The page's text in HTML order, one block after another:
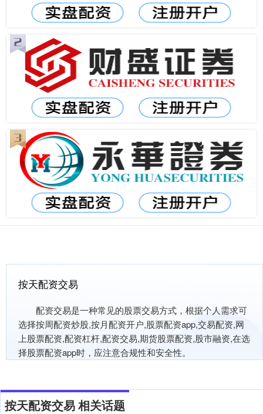
按天配资交易
配资交易是一种常见的股票交易方式，根据个人需求可
选择按周配资炒股,按月配资开户,股票配资app,交易配资,网
上股票配资,配资杠杆,配资交易,期货股票配资,股市融资,在选
择股票配资app时，应注意合规性和安全性。
按天配资交易 相关话题